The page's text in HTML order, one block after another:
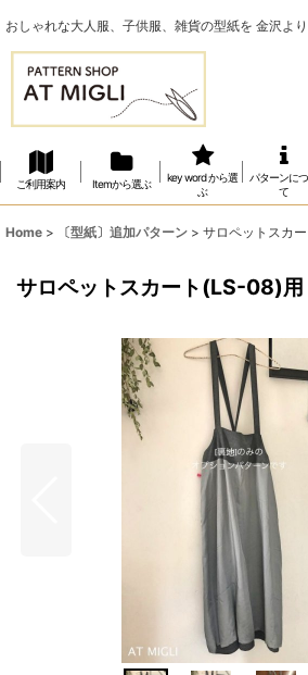
おしゃれな大人服、子供服、雑貨の型紙を 金沢よ
ご利用案内 Itemから選ぶ
key word から選
ぶ
パターンに
て
Home > 〔型紙〕追加パターン > サロペットスカ
サロペットスカート(LS-08)